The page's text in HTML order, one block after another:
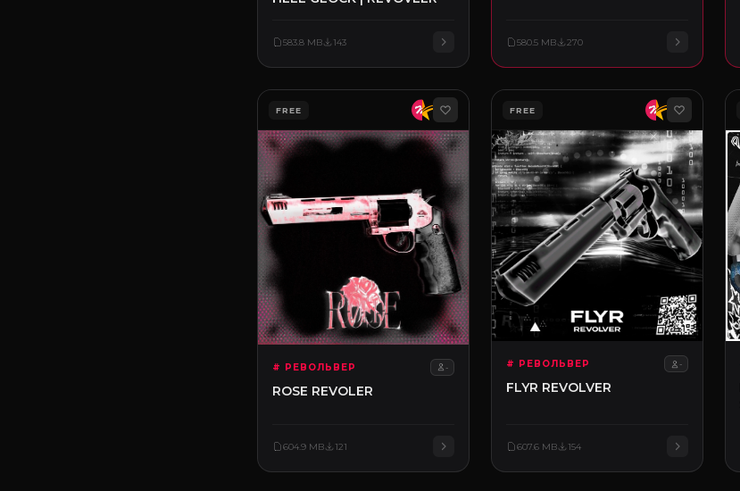
583.8 MB 143 580.5 MB 270
FREE
# РЕВОЛЬВЕР -
ROSE REVOLER
604.9 MB 121
FREE
# РЕВОЛЬВЕР -
FLYR REVOLVER
607.6 MB 154